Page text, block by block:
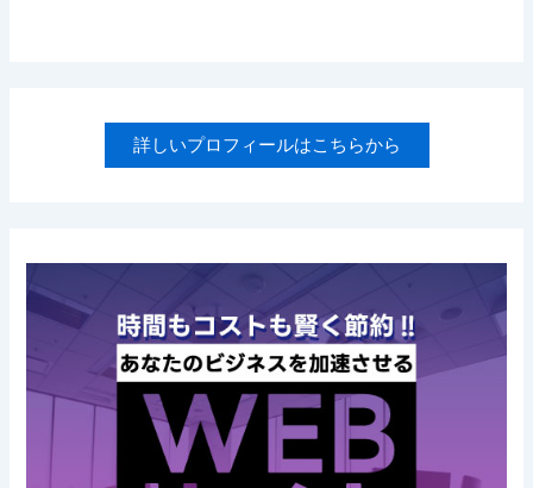
詳しいプロフィールはこちらから